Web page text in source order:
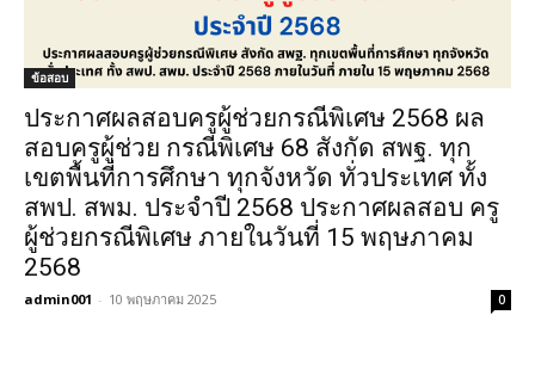
ข้อสอบ
ประกาศผลสอบครูผู้ช่วยกรณีพิเศษ 2568 ผล
สอบครูผู้ช่วย กรณีพิเศษ 68 สังกัด สพฐ. ทุก
เขตพื้นที่การศึกษา ทุกจังหวัด ทั่วประเทศ ทั้ง
สพป. สพม. ประจำปี 2568 ประกาศผลสอบ ครู
ผู้ช่วยกรณีพิเศษ ภายในวันที่ 15 พฤษภาคม
2568
admin001 - 10 พฤษภาคม 2025 0